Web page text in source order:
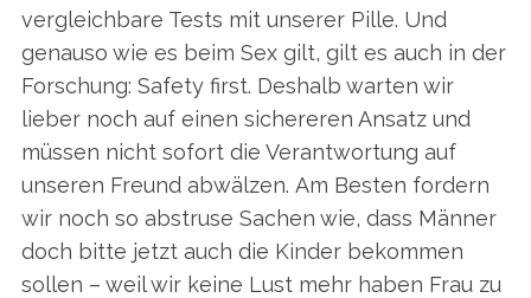
vergleichbare Tests mit unserer Pille. Und
genauso wie es beim Sex gilt, gilt es auch in der
Forschung: Safety first. Deshalb warten wir
lieber noch auf einen sichereren Ansatz und
müssen nicht sofort die Verantwortung auf
unseren Freund abwälzen. Am Besten fordern
wir noch so abstruse Sachen wie, dass Männer
doch bitte jetzt auch die Kinder bekommen
sollen – weil wir keine Lust mehr haben Frau zu